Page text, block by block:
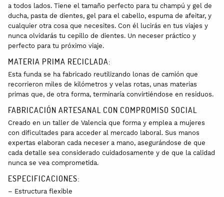
a todos lados. Tiene el tamaño perfecto para tu champú y gel de
ducha, pasta de dientes, gel para el cabello, espuma de afeitar, y
cualquier otra cosa que necesites. Con él lucirás en tus viajes y
nunca olvidarás tu cepillo de dientes. Un neceser práctico y
perfecto para tu próximo viaje.
MATERIA PRIMA RECICLADA:
Esta funda se ha fabricado reutilizando lonas de camión que
recorrieron miles de kilómetros y velas rotas, unas materias
primas que, de otra forma, terminaría convirtiéndose en residuos.
FABRICACIÓN ARTESANAL CON COMPROMISO SOCIAL
Creado en un taller de Valencia que forma y emplea a mujeres
con dificultades para acceder al mercado laboral. Sus manos
expertas elaboran cada neceser a mano, asegurándose de que
cada detalle sea considerado cuidadosamente y de que la calidad
nunca se vea comprometida.
ESPECIFICACIONES:
– Estructura flexible